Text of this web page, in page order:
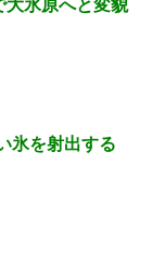
大氷原へと変貌
氷を射出する